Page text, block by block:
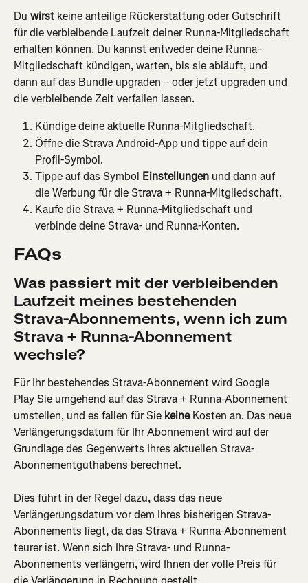
Du wirst keine anteilige Rückerstattung oder Gutschrift
für die verbleibende Laufzeit deiner Runna-Mitgliedschaft
erhalten können. Du kannst entweder deine Runna-
Mitgliedschaft kündigen, warten, bis sie abläuft, und
dann auf das Bundle upgraden – oder jetzt upgraden und
die verbleibende Zeit verfallen lassen.
Kündige deine aktuelle Runna-Mitgliedschaft.
Öffne die Strava Android-App und tippe auf dein
Profil-Symbol.
Tippe auf das Symbol Einstellungen und dann auf
die Werbung für die Strava + Runna-Mitgliedschaft.
Kaufe die Strava + Runna-Mitgliedschaft und
verbinde deine Strava- und Runna-Konten.
FAQs
Was passiert mit der verbleibenden
Laufzeit meines bestehenden
Strava-Abonnements, wenn ich zum
Strava + Runna-Abonnement
wechsle?
Für Ihr bestehendes Strava-Abonnement wird Google
Play Sie umgehend auf das Strava + Runna-Abonnement
umstellen, und es fallen für Sie keine Kosten an. Das neue
Verlängerungsdatum für Ihr Abonnement wird auf der
Grundlage des Gegenwerts Ihres aktuellen Strava-
Abonnementguthabens berechnet.
Dies führt in der Regel dazu, dass das neue
Verlängerungsdatum vor dem Ihres bisherigen Strava-
Abonnements liegt, da das Strava + Runna-Abonnement
teurer ist. Wenn sich Ihre Strava- und Runna-
Abonnements verlängern, wird Ihnen der volle Preis für